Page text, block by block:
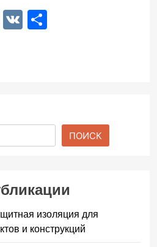
Odnoklassniki
VK
ПОИСК
изоляция для
и конструкций